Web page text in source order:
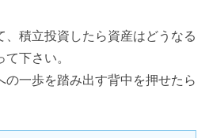
、積立投資したら資産はどうなる
下さい。
の一歩を踏み出す背中を押せたら